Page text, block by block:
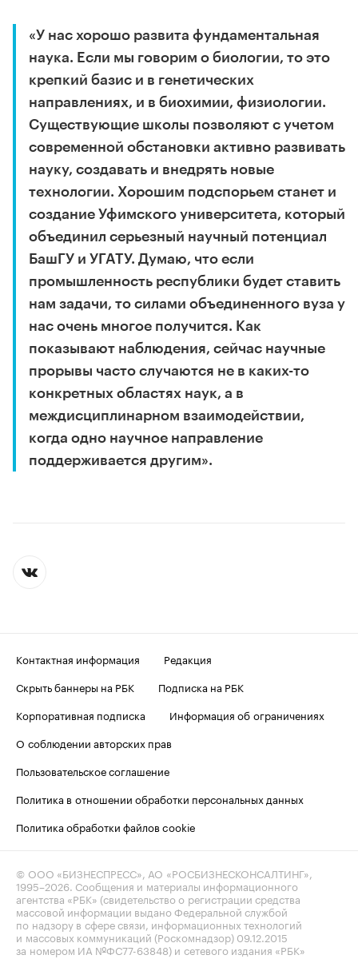
«У нас хорошо развита фундаментальная
наука. Если мы говорим о биологии, то это
крепкий базис и в генетических
направлениях, и в биохимии, физиологии.
Существующие школы позволяют с учетом
современной обстановки активно развивать
науку, создавать и внедрять новые
технологии. Хорошим подспорьем станет и
создание Уфимского университета, который
объединил серьезный научный потенциал
БашГУ и УГАТУ. Думаю, что если
промышленность республики будет ставить
нам задачи, то силами объединенного вуза у
нас очень многое получится. Как
показывают наблюдения, сейчас научные
прорывы часто случаются не в каких-то
конкретных областях наук, а в
междисциплинарном взаимодействии,
когда одно научное направление
поддерживается другим».
Контактная информация
Редакция
Скрыть баннеры на РБК
Подписка на РБК
Корпоративная подписка
Информация об ограничениях
О соблюдении авторских прав
Пользовательское соглашение
Политика в отношении обработки персональных данных
Политика обработки файлов cookie
© ООО «БИЗНЕСПРЕСС», АО «РОСБИЗНЕСКОНСАЛТИНГ»,
1995–2026. Сообщения и материалы информационного
агентства «РБК» (свидетельство о регистрации средства
массовой информации выдано Федеральной службой
по надзору в сфере связи, информационных технологий
и массовых коммуникаций (Роскомнадзор) 09.12.2015
за номером ИА №ФС77-63848) и сетевого издания «РБК»